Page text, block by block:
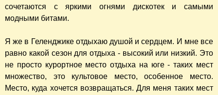
сочетаются с яркими огнями дискотек и самыми
модными битами.
Я же в Геленджике отдыхаю душой и сердцем. И мне все
равно какой сезон для отдыха - высокий или низкий. Это
не просто курортное место отдыха на юге - таких мест
множество, это культовое место, особенное место.
Место, куда хочется возвращаться. Для меня таких мест